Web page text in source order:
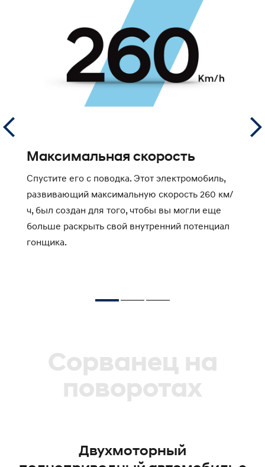
Максимальная скорость
Спустите его с поводка. Этот электромобиль,
развивающий максимальную скорость 260 км/
ч, был создан для того, чтобы вы могли еще
больше раскрыть свой внутренний потенциал
гонщика.
Сорванец на
поворотах
Двухмоторный